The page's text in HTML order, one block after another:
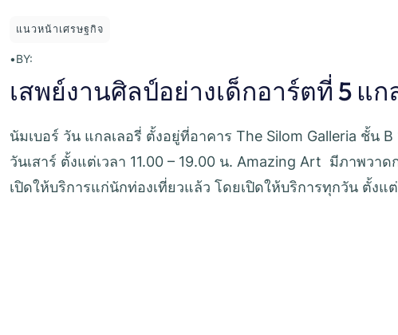
แนวหน้าเศรษฐกิจ
•BY:
เสพย์งานศิลป์อย่างเด็กอาร์ตที่ 5 แก
นัมเบอร์ วัน แกลเลอรี่ ตั้งอยู่ที่อาคาร The Silom Galleria ชั้น
วันเสาร์ ตั้งแต่เวลา 11.00 – 19.00 น. Amazing Art มีภาพว
เปิดให้บริการแก่นักท่องเที่ยวแล้ว โดยเปิดให้บริการทุกวัน ตั้งแ